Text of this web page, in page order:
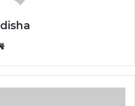
Website